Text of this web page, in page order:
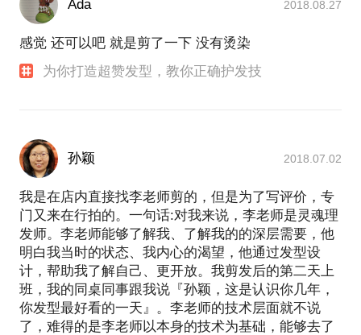
Ada 2018.08.27
感觉 还可以吧 就是剪了一下 没有烫染
为你打造超赞发型，教你正确护发技
孙颖 2018.07.02
我是在店内直接找李老师剪的，但是为了写评价，专
门又来在行拍的。一句话:对我来说，李老师是灵魂理
发师。李老师能够了解我、了解我的的深层需要，他
明白我当时的状态、我内心的渴望，他通过发型设
计，帮助我了解自己、更开放。我剪发后的第二天上
班，我的同桌同事跟我说『孙颖，这是认识你几年，
你发型最好看的一天』。李老师的技术层面就不说
了，难得的是李老师以本身的技术为基础，能够去了